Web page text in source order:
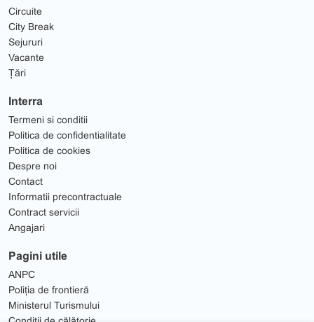
Circuite
City Break
Sejururi
Vacante
Țări
Interra
Termeni si conditii
Politica de confidentialitate
Politica de cookies
Despre noi
Contact
Informatii precontractuale
Contract servicii
Angajari
Pagini utile
ANPC
Poliția de frontieră
Ministerul Turismului